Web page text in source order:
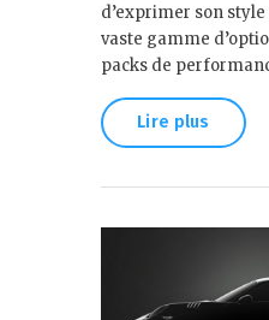
d’exprimer son
vaste gamme
packs de
Lire plus